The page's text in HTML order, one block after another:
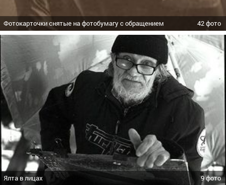
Фотокарточки снятые на фотобумагу с обращением 42 фото
Ялта в лицах 9 фото